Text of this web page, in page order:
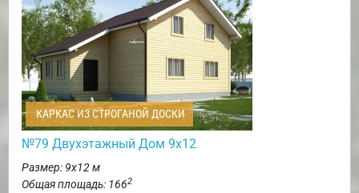
КАРКАС ИЗ СТРОГАНОЙ ДОСКИ
№79 Двухэтажный Дом 9х12
Размер: 9х12 м
Общая площадь: 1662